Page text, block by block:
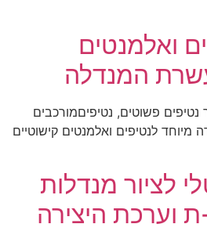
ואלמנטים
המנדלה
נטיפים פשוטים, נטיפיםמורכבים
מיוחד לנטיפים ואלמנטים קישוטיים
לציור מנדלות
וערכת היצירה